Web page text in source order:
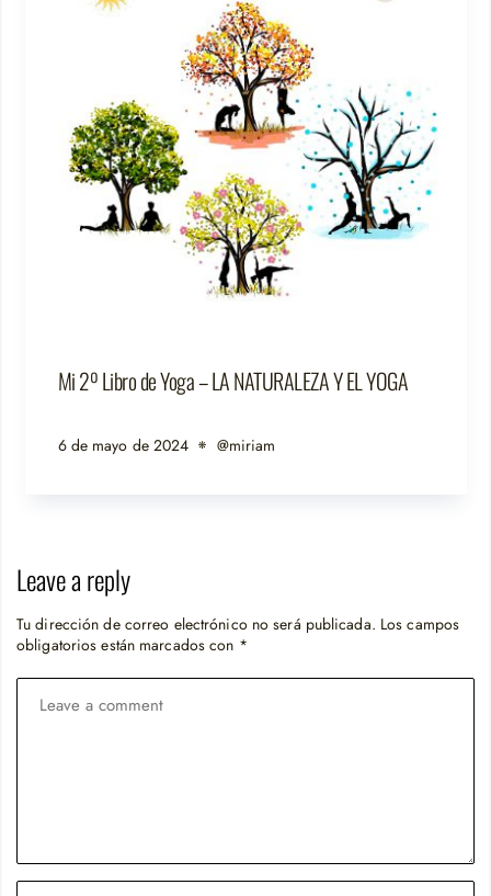
Mi 2º Libro de Yoga – LA NATURALEZA Y EL YOGA
6 de mayo de 2024 @miriam
Leave a reply
Tu dirección de correo electrónico no será publicada. Los campos
obligatorios están marcados con *